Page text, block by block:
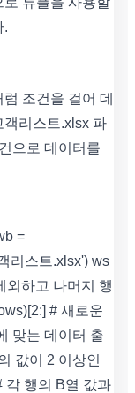
.
조건을 걸어 데
객리스트.xlsx 파
으로 데이터를
=
리스트.xlsx') ws
외하고 나머지 행
# 새로운
맞는 데이터 출
값이 2 이상인
각 행의 B열 값과